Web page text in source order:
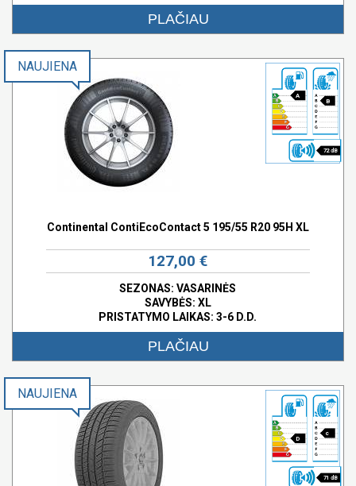
PLAČIAU
A
B
72 dB
NAUJIENA
Continental ContiEcoContact 5 195/55 R20 95H XL
127,00 €
SEZONAS: VASARINĖS
SAVYBĖS: XL
PRISTATYMO LAIKAS: 3-6 D.D.
PLAČIAU
D
c
71 dB
NAUJIENA